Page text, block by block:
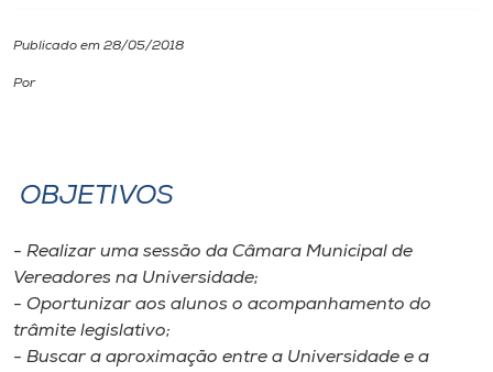
Cultura
Editora
Rádio
Publicado em 28/05/2018
Por
OBJETIVOS
- Realizar uma sessão da Câmara Municipal de
Vereadores na Universidade;
- Oportunizar aos alunos o acompanhamento do
trâmite legislativo;
- Buscar a aproximação entre a Universidade e a